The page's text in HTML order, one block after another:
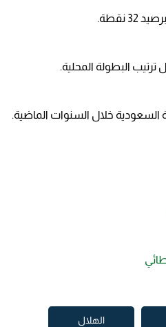
نقطة.
السعودية خلال السنوات الماضية.
الهلال